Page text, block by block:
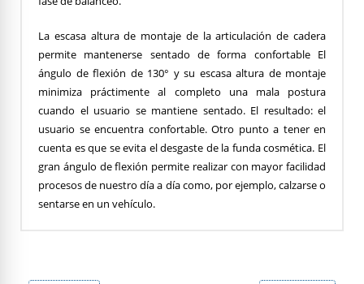
La escasa altura de montaje de la articulación de cadera
permite mantenerse sentado de forma confortable El
ángulo de flexión de 130° y su escasa altura de montaje
minimiza práctimente al completo una mala postura
cuando el usuario se mantiene sentado. El resultado: el
usuario se encuentra confortable. Otro punto a tener en
cuenta es que se evita el desgaste de la funda cosmética. El
gran ángulo de flexión permite realizar con mayor facilidad
procesos de nuestro día a día como, por ejemplo, calzarse o
sentarse en un vehículo.